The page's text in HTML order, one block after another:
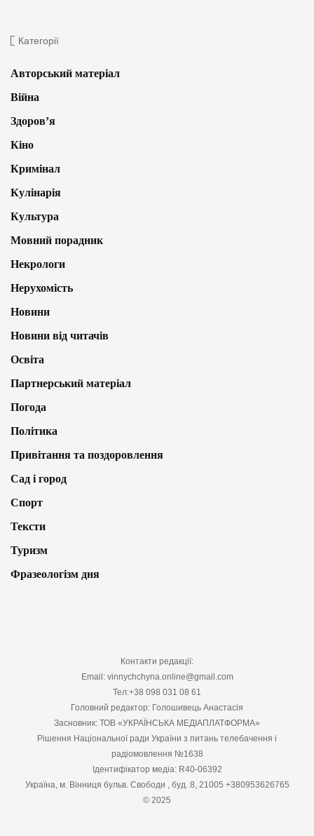
Категорії
Авторський матеріал
Війна
Здоров’я
Кіно
Кримінал
Кулінарія
Культура
Мовний порадник
Некрологи
Нерухомість
Новини
Новини від читачів
Освіта
Партнерський матеріал
Погода
Політика
Привітання та поздоровлення
Сад і город
Спорт
Тексти
Туризм
Фразеологізм дня
Контакти редакції:
Email: vinnychchyna.online@gmail.com
Тел:+38 098 031 08 61
Головний редактор: Голошивець Анастасія
Засновник: ТОВ «УКРАЇНСЬКА МЕДІАПЛАТФОРМА»
Рішення Національної ради України з питань телебачення і
радіомовлення №1638
Ідентифікатор медіа: R40-06392
Україна, м. Вінниця бульв. Свободи , буд. 8, 21005 +380953626765
© 2025